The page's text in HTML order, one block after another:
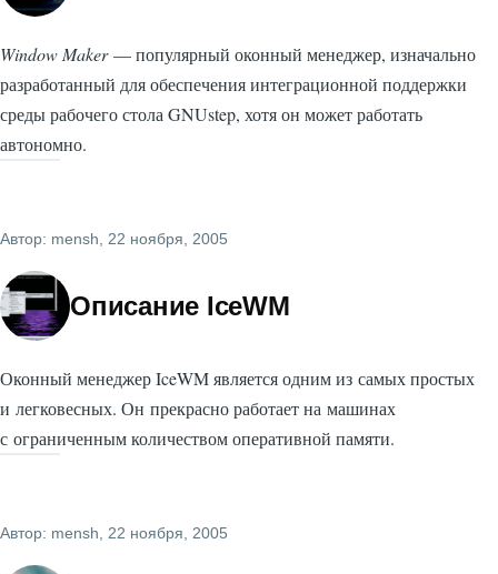
Window Maker— популярный оконный менеджер, изначально
разработанный для обеспечения интеграционной поддержки
среды рабочего стола GNUstep, хотя он может работать
автономно.
Автор: mensh, 22 ноября, 2005
Описание IceWM
Оконный менеджер IceWM является одним из самых простых
и легковесных. Он прекрасно работает на машинах
с ограниченным количеством оперативной памяти.
Автор: mensh , 22 ноября, 2005